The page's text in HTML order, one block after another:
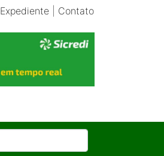
Expediente| Contato